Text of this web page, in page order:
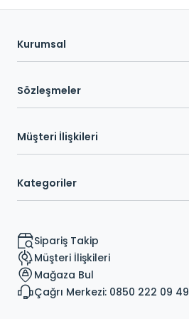
Kurumsal
Sözleşmeler
Müşteri İlişkileri
Kategoriler
Sipariş Takip
Müşteri İlişkileri
Mağaza Bul
Çağrı Merkezi: 0850 222 09 49